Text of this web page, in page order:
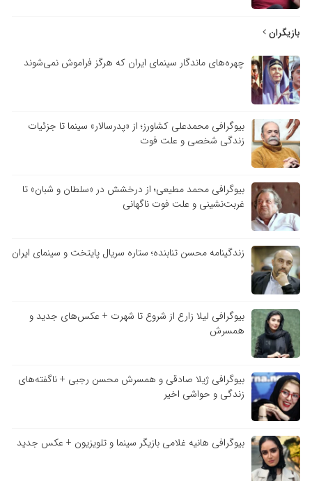
بازیگران
چهره‌های ماندگار سینمای ایران که هرگز فراموش نمی‌شوند
بیوگرافی محمدعلی کشاورز؛ از «پدرسالار» سینما تا جزئیات
زندگی شخصی و علت فوت
بیوگرافی محمد مطیعی؛ از درخشش در «سلطان و شبان» تا
غربت‌نشینی و علت فوت ناگهانی
زندگینامه محسن تنابنده؛ ستاره سریال پایتخت و سینمای ایران
بیوگرافی لیلا زارع از شروع تا شهرت + عکس‌های جدید و
همسرش
بیوگرافی ژیلا صادقی و همسرش محسن رجبی + ناگفته‌های
زندگی و حواشی اخیر
بیوگرافی هانیه غلامی بازیگر سینما و تلویزیون + عکس جدید